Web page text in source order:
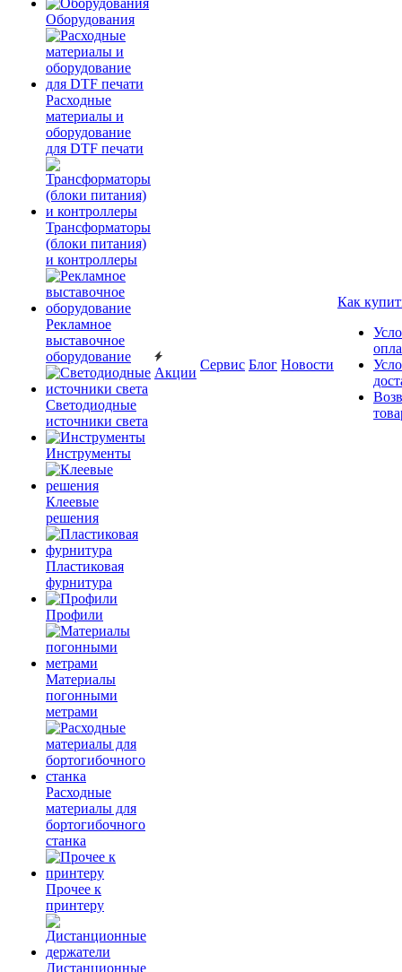
Оборудования
Расходные
материалы и
оборудование
для DTF печати
Трансформаторы
(блоки питания)
и контроллеры
Рекламное
выставочное
оборудование
Светодиодные
источники света
Инструменты
Клеевые
решения
Пластиковая
фурнитура
Профили
Материалы
погонными
метрами
Расходные
материалы для
бортогибочного
станка
Прочее к
принтеру
Дистанционные
Акции
Сервис Блог Новости
Как